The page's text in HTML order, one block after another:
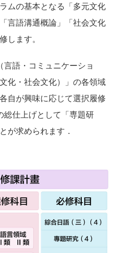
ムの基本となる「多元文化
言語溝通概論」「社会文化
します。
語・コミュニケーショ
化・社会文化）」の各領域
自が興味に応じて選択履修
総仕上げとして「専題研
が求められます．